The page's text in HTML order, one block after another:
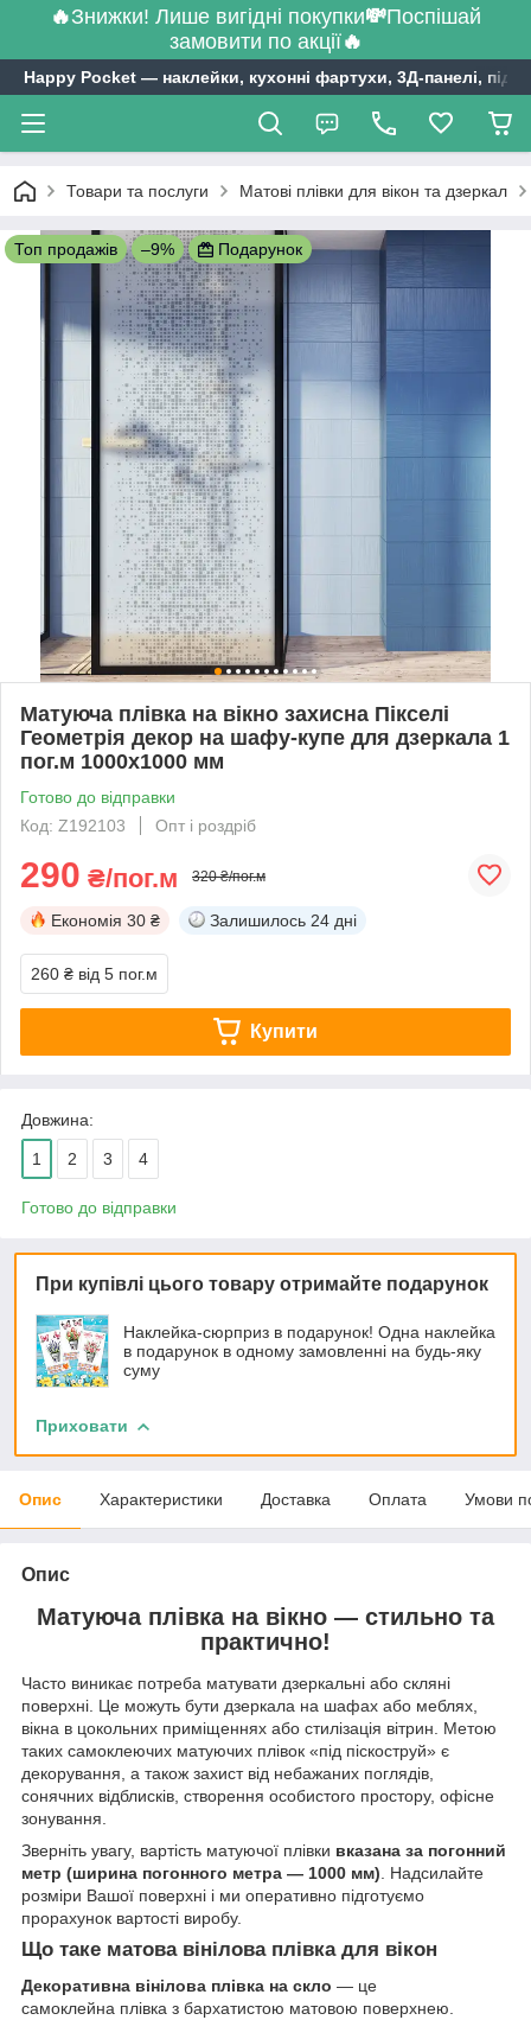
🔥Знижки! Лише вигідні покупки💸Поспішай
замовити по акції🔥
Happy Pocket ― наклейки, кухонні фартухи, 3Д-панелі,
Товари та послуги Матові плівки для вікон та дзеркал
Топ продажів –9% Подарунок
Матуюча плівка на вікно захисна Пікселі
Геометрія декор на шафу-купе для дзеркала 1
пог.м 1000х1000 мм
Готово до відправки
Код: Z192103
Опт і роздріб
290 ₴/пог.м 320 ₴/пог.м
Економія 30 ₴ Залишилось 24 дні
260 ₴ від 5 пог.м
Купити
Довжина:
1 2 3 4
Готово до відправки
При купівлі цього товару отримайте подарунок
Наклейка-сюрприз в подарунок! Одна наклейка
в подарунок в одному замовленні на будь-яку
суму
Приховати
Опис Характеристики Доставка Оплата Умови
Опис
Матуюча плівка на вікно — стильно та
практично!
Часто виникає потреба матувати дзеркальні або скляні
поверхні. Це можуть бути дзеркала на шафах або меблях,
вікна в цокольних приміщеннях або стилізація вітрин. Метою
таких самоклеючих матуючих плівок «під піскоструй» є
декорування, а також захист від небажаних поглядів,
сонячних відблисків, створення особистого простору, офісне
зонування.
Зверніть увагу, вартість матуючої плівки вказана за погонний
метр (ширина погонного метра — 1000 мм). Надсилайте
розміри Вашої поверхні і ми оперативно підготуємо
прорахунок вартості виробу.
Що таке матова вінілова плівка для вікон
Декоративна вінілова плівка на скло — це
самоклейна плівка з бархатистою матовою поверхнею.